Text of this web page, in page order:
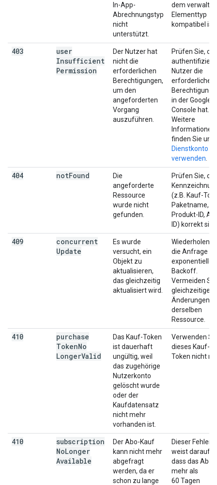
In-App-
Abrechnungstyp
nicht
unterstützt.
dem
Elementtyp
kompatibel ist.
403
user
Insufficient
Permission
Der Nutzer hat
nicht die
erforderlichen
Berechtigungen,
um den
angeforderten
Vorgang
auszuführen.
Prüfen Sie, ob
Nutzer die
erforderlichen
in der Google
Console hat.
Weitere
Informationen
finden Sie
Dienstkonto
verwenden
404 notFound
Die
angeforderte
Ressource
wurde nicht
gefunden.
Prüfen Sie, ob
(z.B. Kauf-
Paketname,
Produkt-ID,
ID) korrekt
409
concurrent
Update
Es wurde
versucht, ein
Objekt zu
aktualisieren,
das gleichzeitig
aktualisiert wird.
Wiederholen
die Anfrage
Backoff.
Vermeiden Sie
gleichzeitige
Änderungen
derselben
Ressource.
410
purchase
TokenNo
LongerValid
Das Kauf-Token
ist dauerhaft
ungültig, weil
das zugehörige
Nutzerkonto
gelöscht wurde
oder der
Kaufdatensatz
nicht mehr
vorhanden ist.
Verwenden
dieses Kauf-
Token nicht
410
subscription
NoLonger
Available
Der Abo-Kauf
kann nicht mehr
abgefragt
werden, da er
schon zu lange
Dieser Fehler
weist darauf
dass das Abo
mehr als
60 Tagen